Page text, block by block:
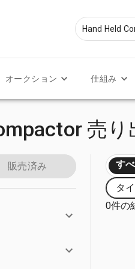
オークション 仕組み
売
販売済み す
タ
0件の